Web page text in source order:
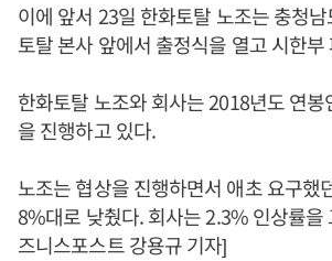
이에 앞서 23일 한화토탈 노조는 충청
토탈 본사 앞에서 출정식을 열고 시한
한화토탈 노조와 회사는 2018년도 연
을 진행하고 있다.
노조는 협상을 진행하면서 애초 요구했
8%대로 낮췄다. 회사는 2.3% 인상률을
즈니스포스트 강용규 기자]